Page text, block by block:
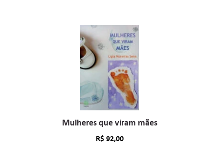
Mulheres que viram mães
R$92,00